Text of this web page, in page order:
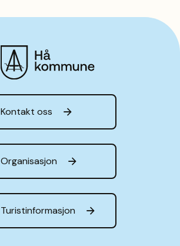
Kontakt oss
Organisasjon
Turistinformasjon